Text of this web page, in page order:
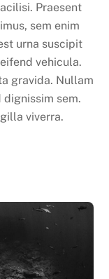
Praesent
sem enim
urna suscipit
vehicula.
gravida. Nullam
sem.
viverra.